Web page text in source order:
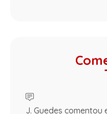
J. Guedes comentou